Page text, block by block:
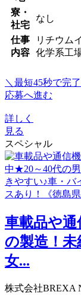
寮・
社宅
なし
仕事
内容
リチウム
化学系工
＼最短45秒で完
応募へ進む
詳しく
見る
スペシャル
車載品や
の製造！
女...
株式会社BREXA